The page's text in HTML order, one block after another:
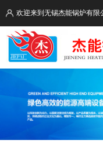
欢迎来到无锡杰能锅炉有限